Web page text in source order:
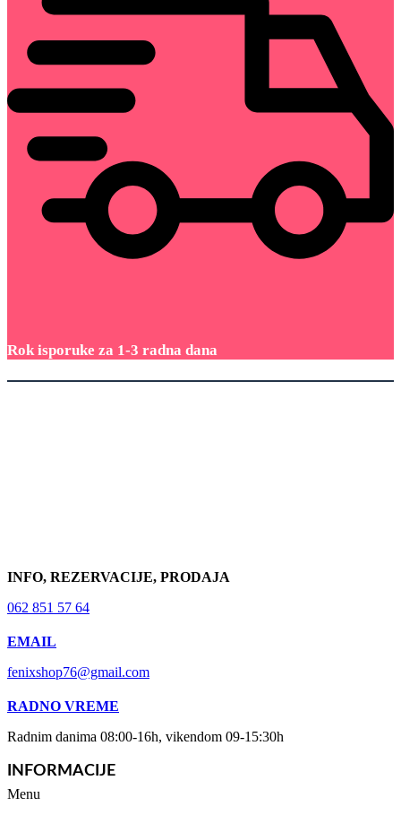
Rok isporuke za 1-3 radna dana
INFO, REZERVACIJE, PRODAJA
062 851 57 64
EMAIL
fenixshop76@gmail.com
RADNO VREME
Radnim danima 08:00-16h, vikendom 09-15:30h
INFORMACIJE
Menu